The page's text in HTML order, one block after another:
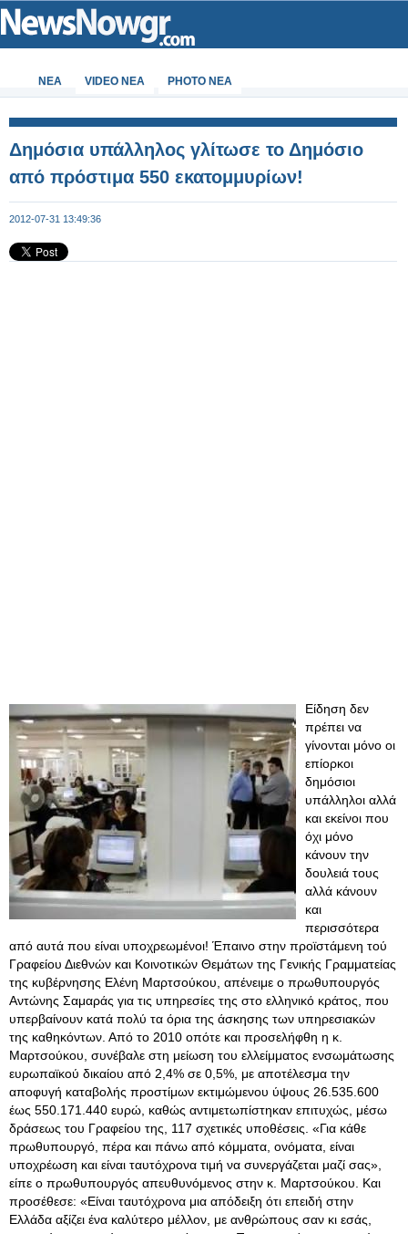
ΝΕΑ VIDEO NEA PHOTO NEA
Δημόσια υπάλληλος γλίτωσε το Δημόσιο
από πρόστιμα 550 εκατομμυρίων!
2012-07-31 13:49:36
Είδηση δεν
πρέπει να
γίνονται μόνο οι
επίορκοι
δημόσιοι
υπάλληλοι αλλά
και εκείνοι που
όχι μόνο
κάνουν την
δουλειά τους
αλλά κάνουν
και
περισσότερα
από αυτά που είναι υποχρεωμένοι! Έπαινο στην προϊστάμενη τού
Γραφείου Διεθνών και Κοινοτικών Θεμάτων της Γενικής Γραμματείας
της κυβέρνησης Ελένη Μαρτσούκου, απένειμε ο πρωθυπουργός
Αντώνης Σαμαράς για τις υπηρεσίες της στο ελληνικό κράτος, που
υπερβαίνουν κατά πολύ τα όρια της άσκησης των υπηρεσιακών
της καθηκόντων. Από το 2010 οπότε και προσελήφθη η κ.
Μαρτσούκου, συνέβαλε στη μείωση του ελλείμματος ενσωμάτωσης
ευρωπαϊκού δικαίου από 2,4% σε 0,5%, με αποτέλεσμα την
αποφυγή καταβολής προστίμων εκτιμώμενου ύψους 26.535.600
έως 550.171.440 ευρώ, καθώς αντιμετωπίστηκαν επιτυχώς, μέσω
δράσεως του Γραφείου της, 117 σχετικές υποθέσεις. «Για κάθε
πρωθυπουργό, πέρα και πάνω από κόμματα, ονόματα, είναι
υποχρέωση και είναι ταυτόχρονα τιμή να συνεργάζεται μαζί σας»,
είπε ο πρωθυπουργός απευθυνόμενος στην κ. Μαρτσούκου. Kαι
προσέθεσε: «Είναι ταυτόχρονα μια απόδειξη ότι επειδή στην
Ελλάδα αξίζει ένα καλύτερο μέλλον, με ανθρώπους σαν κι εσάς,